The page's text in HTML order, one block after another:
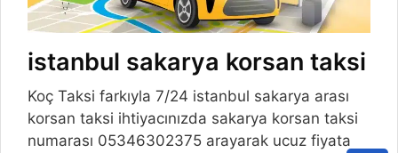
istanbul sakarya korsan taksi
Koç Taksi farkıyla 7/24 istanbul sakarya arası
korsan taksi ihtiyacınızda sakarya korsan taksi
numarası 05346302375 arayarak ucuz fiyata